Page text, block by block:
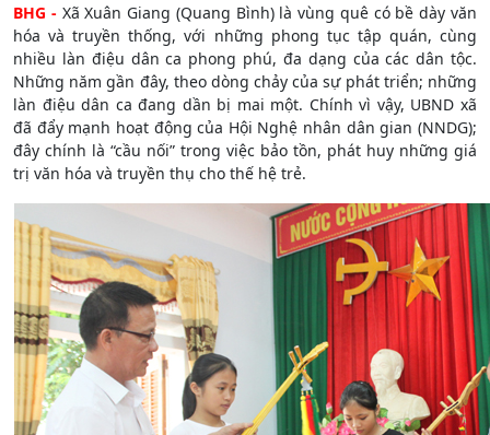
BHG -Xã Xuân Giang (Quang Bình) là vùng quê có bề dày văn
hóa và truyền thống, với những phong tục tập quán, cùng
nhiều làn điệu dân ca phong phú, đa dạng của các dân tộc.
Những năm gần đây, theo dòng chảy của sự phát triển; những
làn điệu dân ca đang dần bị mai một. Chính vì vậy, UBND xã
đã đẩy mạnh hoạt động của Hội Nghệ nhân dân gian (NNDG);
đây chính là “cầu nối” trong việc bảo tồn, phát huy những giá
trị văn hóa và truyền thụ cho thế hệ trẻ.